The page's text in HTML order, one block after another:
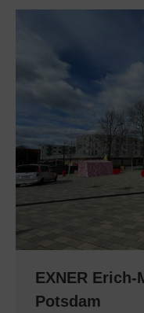
EXNER
Potsdam